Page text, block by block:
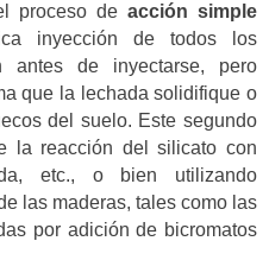
proceso de acción simple
inyección de todos los
antes de inyectarse, pero
que la lechada solidifique o
del suelo. Este segundo
la reacción del silicato con
etc., o bien utilizando
las maderas, tales como las
por adición de bicromatos